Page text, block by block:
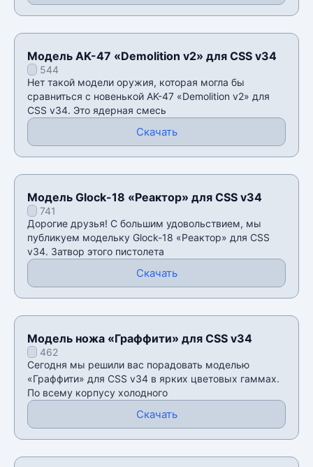
Модель AK-47 «Demolition v2» для CSS v34
544
Нет такой модели оружия, которая могла бы
сравниться с новенькой AK-47 «Demolition v2» для
CSS v34. Это ядерная смесь
Скачать
Модель Glock-18 «Реактор» для CSS v34
741
Дорогие друзья! С большим удовольствием, мы
публикуем модельку Glock-18 «Реактор» для CSS
v34. Затвор этого пистолета
Скачать
Модель ножа «Граффити» для CSS v34
462
Сегодня мы решили вас порадовать моделью
«Граффити» для CSS v34 в ярких цветовых гаммах.
По всему корпусу холодного
Скачать